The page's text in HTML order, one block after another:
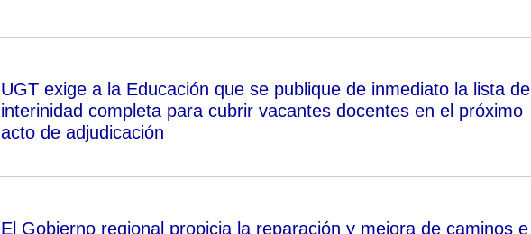
UGT exige a la Educación que se publique de inmediato la lista de
interinidad completa para cubrir vacantes docentes en el próximo
acto de adjudicación
El Gobierno regional propicia la reparación y mejora de caminos e